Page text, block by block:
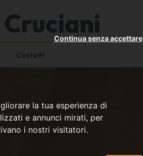
la tua esperienza di
e annunci mirati, per
i nostri visitatori.
Continua senza accettare
Contatti